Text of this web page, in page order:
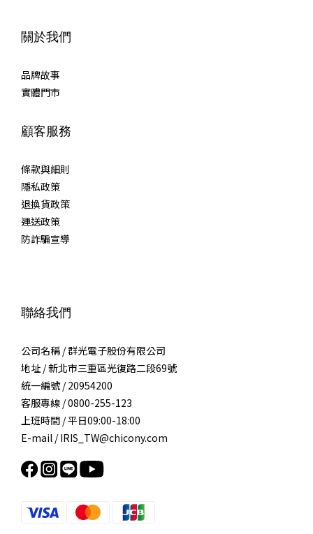
關於我們
品牌故事
實體門市
顧客服務
條款與細則
隱私政策
退換貨政策
運送政策
防詐騙宣導
聯絡我們
公司名稱 / 群光電子股份有限公司
地址 / 新北市三重區光復路二段69號
統一編號 / 20954200
客服專線 / 0800-255-123
上班時間 / 平日09:00-18:00
E-mail / IRIS_TW@chicony.com